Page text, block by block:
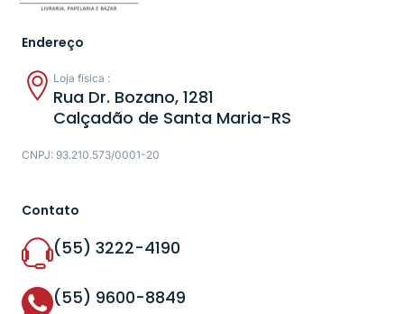
Endereço
Loja física :
Rua Dr. Bozano, 1281
Calçadão de Santa Maria-RS
CNPJ: 93.210.573/0001-20
Contato
(55) 3222-4190
(55) 9600-8849